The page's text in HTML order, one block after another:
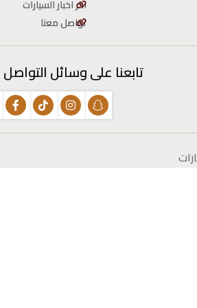
اخر اخبار السيارات
تواصل معنا
تابعنا على وسائل